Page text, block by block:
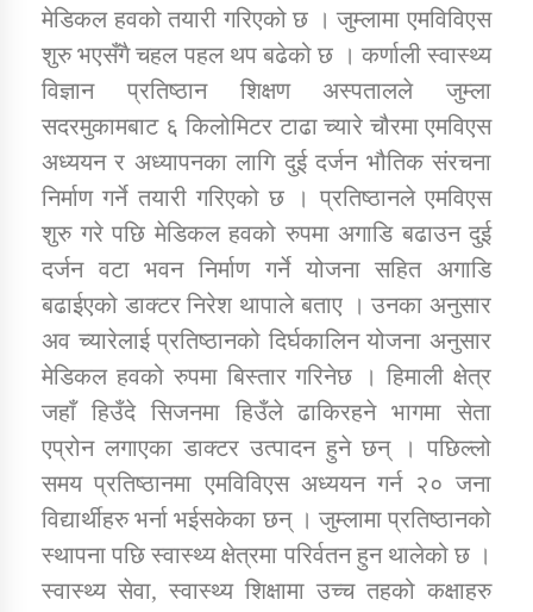
मेडिकल हवको तयारी गरिएको छ । जुम्लामा एमविविएस
शुरु भएसँगै चहल पहल थप बढेको छ । कर्णाली स्वास्थ्य
विज्ञान प्रतिष्ठान शिक्षण अस्पतालले जुम्ला
सदरमुकामबाट ६ किलोमिटर टाढा च्यारे चौरमा एमविएस
अध्ययन र अध्यापनका लागि दुई दर्जन भौतिक संरचना
निर्माण गर्ने तयारी गरिएको छ । प्रतिष्ठानले एमविएस
शुरु गरे पछि मेडिकल हवको रुपमा अगाडि बढाउन दुई
दर्जन वटा भवन निर्माण गर्ने योजना सहित अगाडि
बढाईएको डाक्टर निरेश थापाले बताए । उनका अनुसार
अव च्यारेलाई प्रतिष्ठानको दिर्घकालिन योजना अनुसार
मेडिकल हवको रुपमा बिस्तार गरिनेछ । हिमाली क्षेत्र
जहाँ हिउँदे सिजनमा हिउँले ढाकिरहने भागमा सेता
एप्रोन लगाएका डाक्टर उत्पादन हुने छन् । पछिल्लो
समय प्रतिष्ठानमा एमविविएस अध्ययन गर्न २० जना
विद्यार्थीहरु भर्ना भईसकेका छन् । जुम्लामा प्रतिष्ठानको
स्थापना पछि स्वास्थ्य क्षेत्रमा परिर्वतन हुन थालेको छ ।
स्वास्थ्य सेवा, स्वास्थ्य शिक्षामा उच्च तहको कक्षाहरु